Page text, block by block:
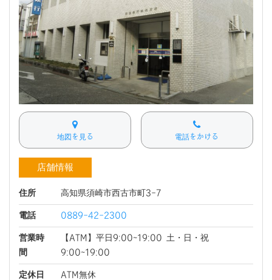
地図を見る 電話をかける
店舗情報
住所 高知県須崎市西古市町3-7
電話 0889-42-2300
営業時
間
【ATM】平日9:00~19:00 土・日・祝
9:00~19:00
定休日 ATM無休